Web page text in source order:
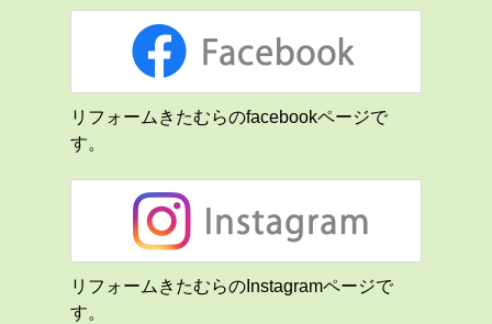
リフォームきたむらのfacebookページで
す。
リフォームきたむらのInstagramページで
す。